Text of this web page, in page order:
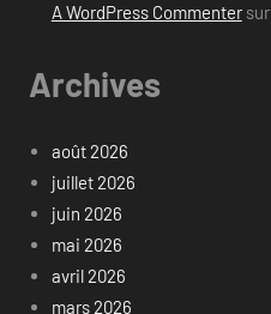
A WordPress Commentersur
Archives
août 2026
juillet 2026
juin 2026
mai 2026
avril 2026
mars 2026